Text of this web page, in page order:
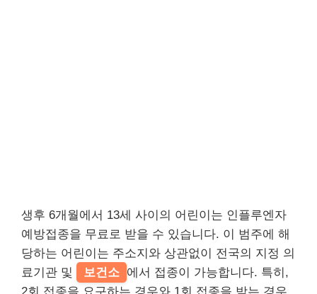
생후 6개월에서 13세 사이의 어린이는 인플루엔자
예방접종을 무료로 받을 수 있습니다. 이 범주에 해
당하는 어린이는 주소지와 상관없이 전국의 지정 의
료기관 및
보건소 에서 접종이 가능합니다. 특히,
2회 접종을 요구하는 경우와 1회 접종을 받는 경우